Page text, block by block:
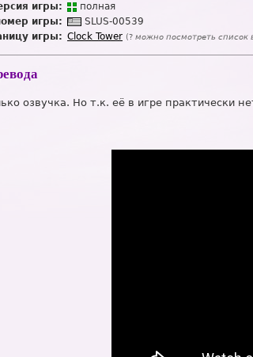
игры:
полная
игры:
SLUS-00539
игры: Clock Tower (? можно посмотреть список
озвучка. Но т.к. её в игре практически